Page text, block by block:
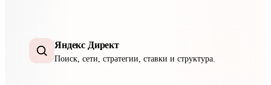
Яндекс Директ
Поиск, сети, стратегии, ставки и структура.